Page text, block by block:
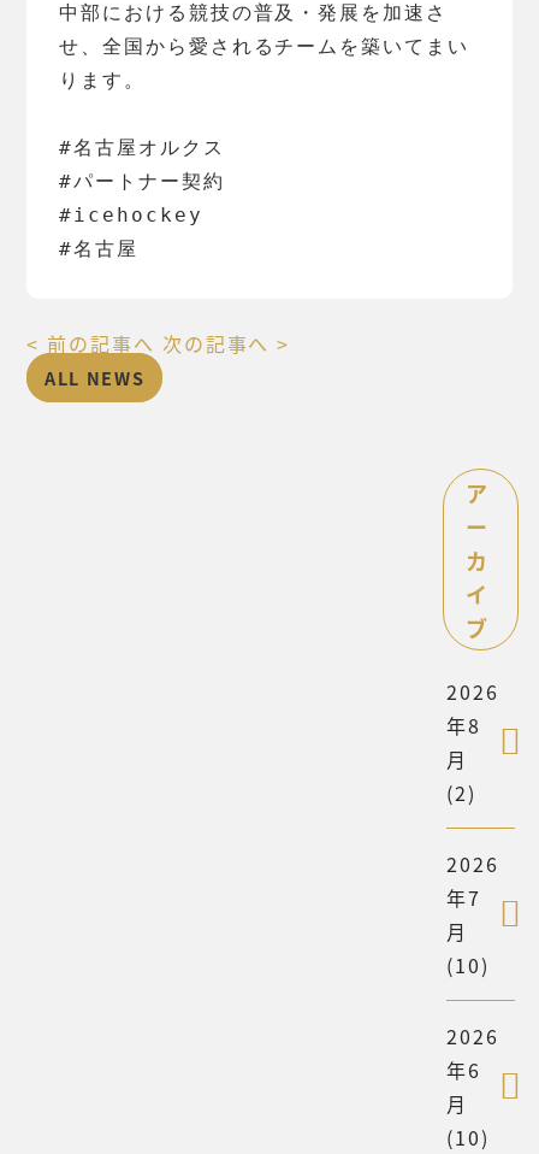
中部における競技の普及・発展を加速さ
せ、全国から愛されるチームを築いてまい
ります。
#名古屋オルクス
#パートナー契約
#icehockey
#名古屋
< 前の記事へ 次の記事へ >
ALL NEWS
ア
ー
カ
イ
ブ
2026
年8
月
(2)
2026
年7
月
(10)
2026
年6
月
(10)